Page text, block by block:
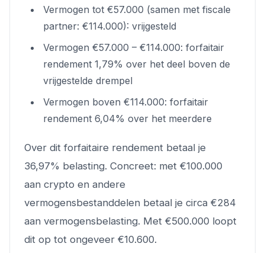
Vermogen tot €57.000 (samen met fiscale
partner: €114.000): vrijgesteld
Vermogen €57.000 – €114.000: forfaitair
rendement 1,79% over het deel boven de
vrijgestelde drempel
Vermogen boven €114.000: forfaitair
rendement 6,04% over het meerdere
Over dit forfaitaire rendement betaal je
36,97% belasting. Concreet: met €100.000
aan crypto en andere
vermogensbestanddelen betaal je circa €284
aan vermogensbelasting. Met €500.000 loopt
dit op tot ongeveer €10.600.